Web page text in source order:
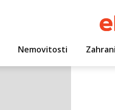
Nemovitosti